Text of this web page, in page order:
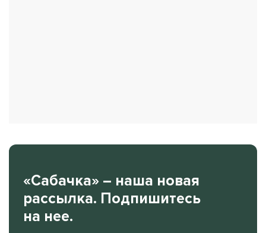
«Сабачка» – наша новая
рассылка. Подпишитесь
на нее.